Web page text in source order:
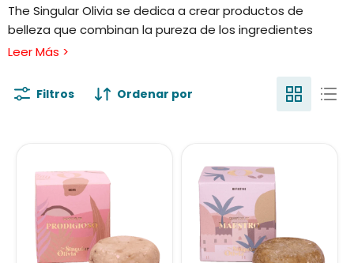
The Singular Olivia se dedica a crear productos de
belleza que combinan la pureza de los ingredientes
naturales con un enfoque sostenible. Nuestra misión es
cabello y piel, respetando al mismo tiempo el medio
ambiente.
artesanales, cremas hidratantes y velas aromáticas.
Todos nuestros productos están formulados con
ingredientes orgánicos como el aceite de oliva,
manteca de karité, extractos de plantas y aceites
esenciales. Estos componentes son seleccionados por
Leer Más >
Filtros Ordenar por